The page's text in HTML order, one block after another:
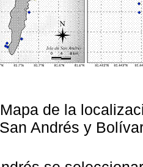
Mapa de la
Andrés y